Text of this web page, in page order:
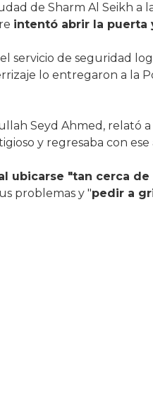
de Sharm Al Seikh a
intentó abrir la puerta
servicio de seguridad
lo entregaron a la
Seyd Ahmed, relató
y regresaba con
ubicarse "tan cerca de
problemas y "pedir a